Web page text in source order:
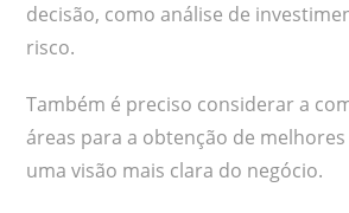
decisão, como análise de
risco.
Também é preciso considerar a
áreas para a obtenção de
uma visão mais clara do negócio.